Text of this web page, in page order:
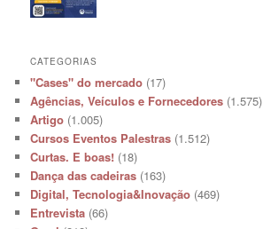
CATEGORIAS
"Cases" do mercado (17)
Agências, Veículos e Fornecedores (1.575)
Artigo (1.005)
Cursos Eventos Palestras (1.512)
Curtas. E boas! (18)
Dança das cadeiras (163)
Digital, Tecnologia&Inovação (469)
Entrevista (66)